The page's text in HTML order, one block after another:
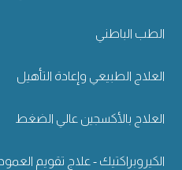
الطب الباطني
العلاج الطبيعي وإعادة التأهيل
العلاج بالأكسجين عالي الضغط
الكيروبراكتيك - علاج تقويم